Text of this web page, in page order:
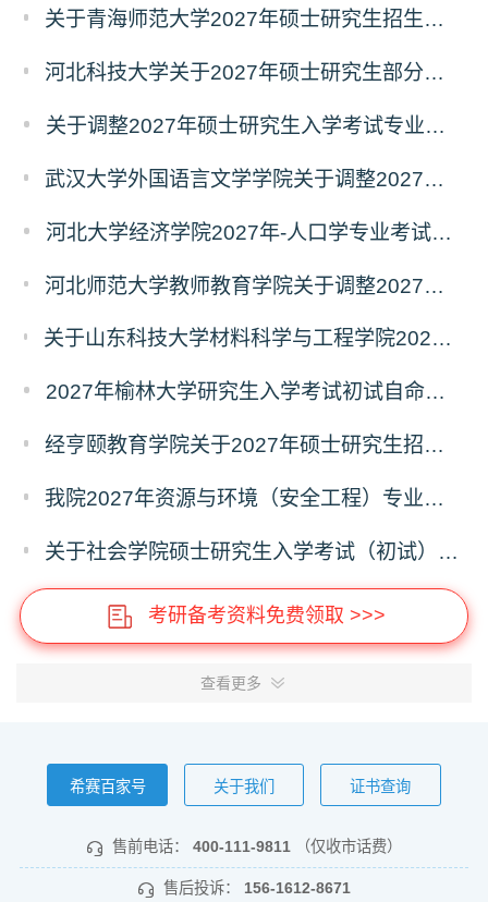
关于青海师范大学2027年硕士研究生招生生物学、生态学专业考试科目调整的通知
河北科技大学关于2027年硕士研究生部分招生专业及初试自命题科目调整的公告
关于调整2027年硕士研究生入学考试专业初试科目的通知
武汉大学外国语言文学学院关于调整2027年硕士研究生统考初试自命题科目的公告
河北大学经济学院2027年-人口学专业考试科目调整公告
河北师范大学教师教育学院关于调整2027年全国硕士研究生招生考试初试科目的公告
关于山东科技大学材料科学与工程学院2027年硕士研究生招生考试自命题科目参考书目与考试模块调整说明
2027年榆林大学研究生入学考试初试自命题考试科目及大纲
经亨颐教育学院关于2027年硕士研究生招生考试科目和学科变化的通知
我院2027年资源与环境（安全工程）专业硕士研究生招生考试初试自命题科目调整通知
关于社会学院硕士研究生入学考试（初试）考试科目及参考书目变更的通知
考研备考资料免费领取 >>>
查看更多
希赛百家号 关于我们 证书查询
售前电话： 400-111-9811 （仅收市话费）
售后投诉： 156-1612-8671